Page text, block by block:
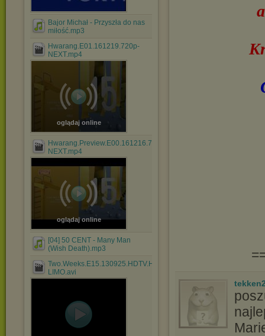
Bajor Michał - Przyszła do nas
miłość.mp3
Hwarang.E01.161219.720p-
NEXT.mp4
oglądaj online
Hwarang.Preview.E00.161216.720p-
NEXT.mp4
oglądaj online
[04] 50 CENT - Many Man
(Wish Death).mp3
Two.Weeks.E15.130925.HDTV.H264.720p-
LIMO.avi